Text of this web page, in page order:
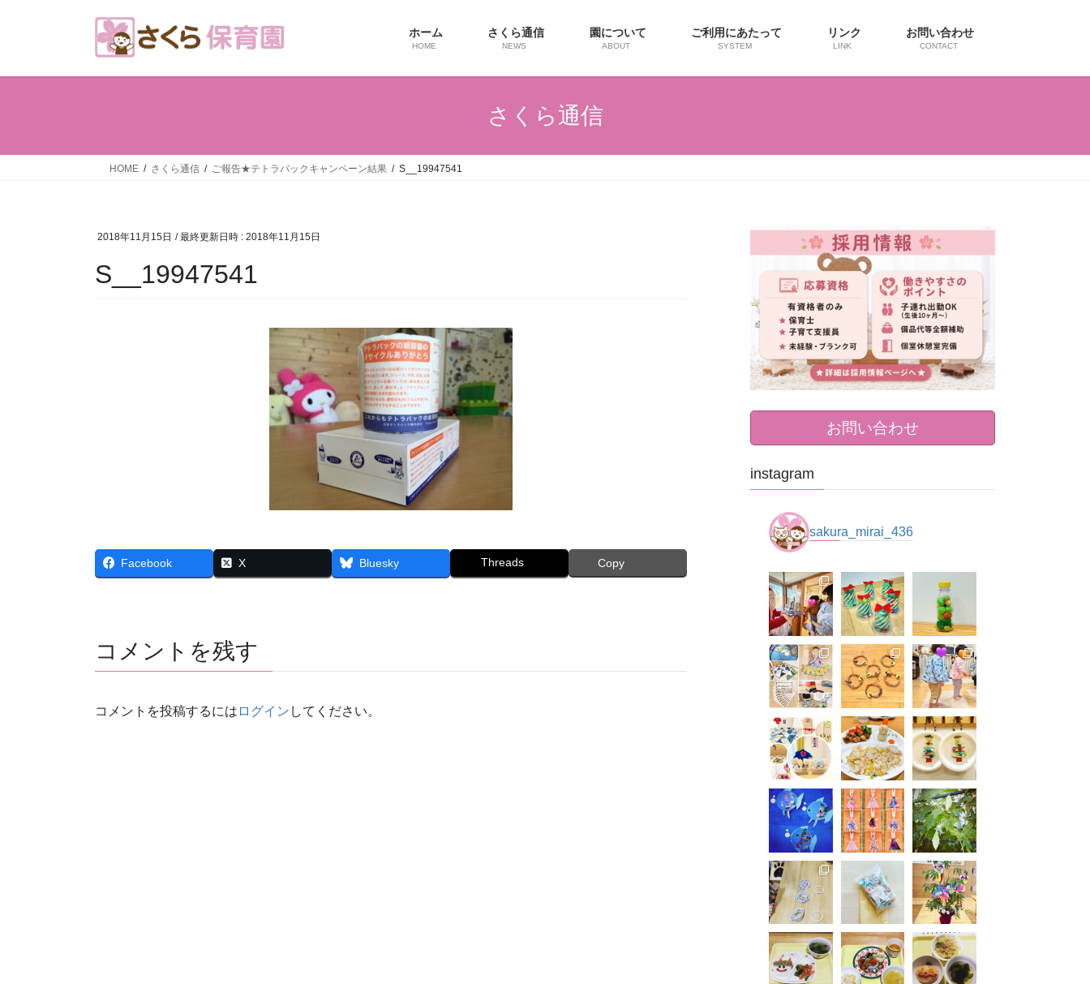
ホーム
HOME
さくら通信
NEWS
園について
ABOUT
ご利用にあたって
SYSTEM
リンク
LINK
お問い合わせ
CONTACT
さくら通信
HOME さくら通信 ご報告★テトラパックキャンペーン結果 S__19947541
2018年11月15日 / 最終更新日時 : 2018年11月15日
S__19947541
Facebook X Bluesky Threads Copy
コメントを残す
コメントを投稿するには ログイン してください。
お問い合わせ
instagram
sakura_mirai_436